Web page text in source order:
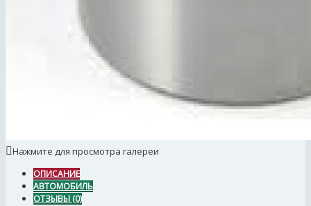
Нажмите для просмотра галереи
ОПИСАНИЕ
АВТОМОБИЛЬ
ОТЗЫВЫ (0)